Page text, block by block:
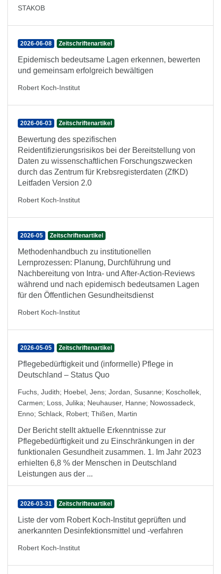
STAKOB
2026-06-08 Zeitschriftenartikel
Epidemisch bedeutsame Lagen erkennen, bewerten
und gemeinsam erfolgreich bewältigen
Robert Koch-Institut
2026-06-03 Zeitschriftenartikel
Bewertung des spezifischen
Reidentifizierungsrisikos bei der Bereitstellung von
Daten zu wissenschaftlichen Forschungszwecken
durch das Zentrum für Krebsregisterdaten (ZfKD)
Leitfaden Version 2.0
Robert Koch-Institut
2026-05 Zeitschriftenartikel
Methodenhandbuch zu institutionellen
Lernprozessen: Planung, Durchführung und
Nachbereitung von Intra- und After-Action-Reviews
während und nach epidemisch bedeutsamen Lagen
für den Öffentlichen Gesundheitsdienst
Robert Koch-Institut
2026-05-05 Zeitschriftenartikel
Pflegebedürftigkeit und (informelle) Pflege in
Deutschland – Status Quo
Fuchs, Judith; Hoebel, Jens; Jordan, Susanne; Koschollek,
Carmen; Loss, Julika; Neuhauser, Hanne; Nowossadeck,
Enno; Schlack, Robert; Thißen, Martin
Der Bericht stellt aktuelle Erkenntnisse zur
Pflegebedürftigkeit und zu Einschränkungen in der
funktionalen Gesundheit zusammen. 1. Im Jahr 2023
erhielten 6,8 % der Menschen in Deutschland
Leistungen aus der ...
2026-03-31 Zeitschriftenartikel
Liste der vom Robert Koch-Institut geprüften und
anerkannten Desinfektionsmittel und -verfahren
Robert Koch-Institut